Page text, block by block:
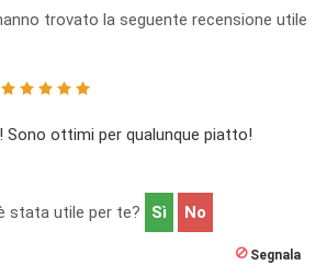
trovato la seguente recensione utile
ottimi per qualunque piatto!
stata utile per te? Sì No
Segnala